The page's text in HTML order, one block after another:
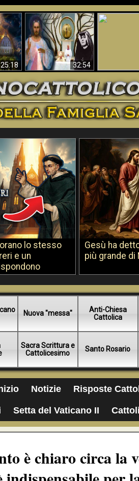
25:18 32:54
Faustina e la Divina
Misericordia – un
inganno
lo stesso
e un
Gesù ha
più grande di
Nuova "messa"
Anti-Chiesa
Cattolica
Sacra Scrittura e
Cattolicesimo
Santo Rosario
Notizie Risposte
Setta del Vaticano II
è chiaro circa la